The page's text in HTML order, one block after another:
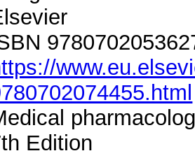
Edition